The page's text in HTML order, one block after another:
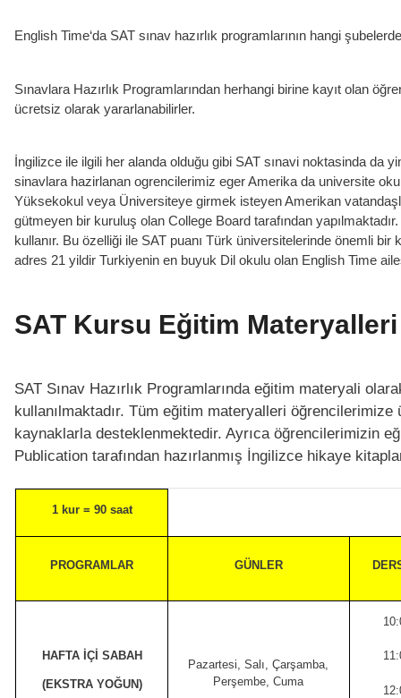
English Time‘da SAT sınav hazırlık programlarının hangi
Sınavlara Hazırlık Programlarından herhangi birine kayıt olan
ücretsiz olarak yararlanabilirler.
İngilizce ile ilgili her alanda olduğu gibi SAT sınavi noktasinda
sinavlara hazirlanan ogrencilerimiz eger Amerika da universite
Yüksekokul veya Üniversiteye girmek isteyen Amerikan
gütmeyen bir kuruluş olan College Board tarafından
kullanır. Bu özelliği ile SAT puanı Türk üniversitelerinde önemli
adres 21 yildir Turkiyenin en buyuk Dil okulu olan English Time
SAT Kursu Eğitim Materyalleri
SAT Sınav Hazırlık Programlarında eğitim materyali
kullanılmaktadır. Tüm eğitim materyalleri
kaynaklarla desteklenmektedir. Ayrıca öğrencilerimizin
Publication tarafından hazırlanmış İngilizce hikaye
1 kur = 90 saat
PROGRAMLAR GÜNLER
HAFTA İÇİ SABAH
(EKSTRA YOĞUN)
Pazartesi, Salı, Çarşamba,
Perşembe, Cuma